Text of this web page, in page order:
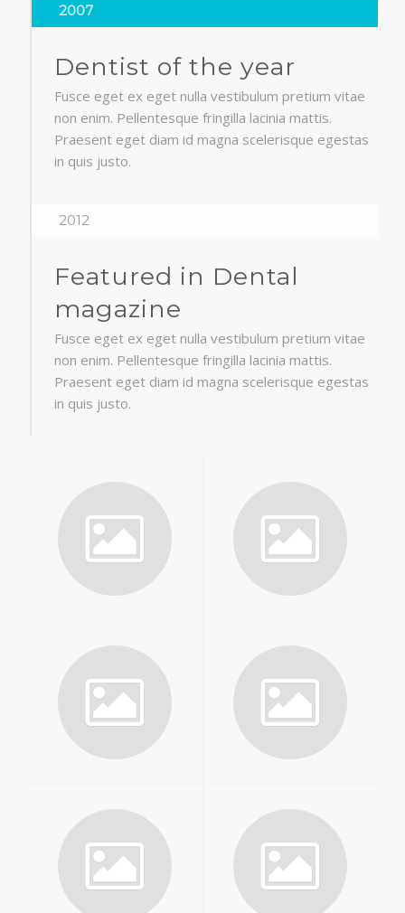
2007
Dentist of the year
Fusce eget ex eget nulla vestibulum pretium vitae
non enim. Pellentesque fringilla lacinia mattis.
Praesent eget diam id magna scelerisque egestas
in quis justo.
2012
Featured in Dental
magazine
Fusce eget ex eget nulla vestibulum pretium vitae
non enim. Pellentesque fringilla lacinia mattis.
Praesent eget diam id magna scelerisque egestas
in quis justo.